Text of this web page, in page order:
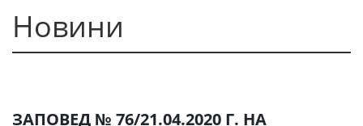
Новини
ЗАПОВЕД № 76/21.04.2020 Г. НА